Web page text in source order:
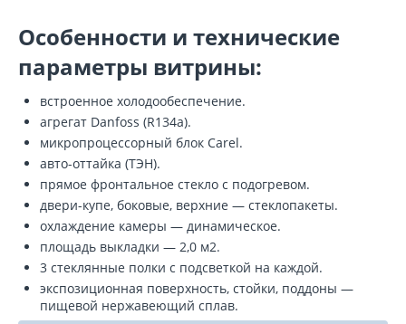
Особенности и технические
параметры витрины:
встроенное холодообеспечение.
агрегат Danfoss (R134a).
микропроцессорный блок Carel.
авто-оттайка (ТЭН).
прямое фронтальное стекло с подогревом.
двери-купе, боковые, верхние — стеклопакеты.
охлаждение камеры — динамическое.
площадь выкладки — 2,0 м2.
3 стеклянные полки с подсветкой на каждой.
экспозиционная поверхность, стойки, поддоны —
пищевой нержавеющий сплав.